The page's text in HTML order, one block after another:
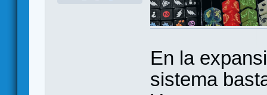
En la
sistema